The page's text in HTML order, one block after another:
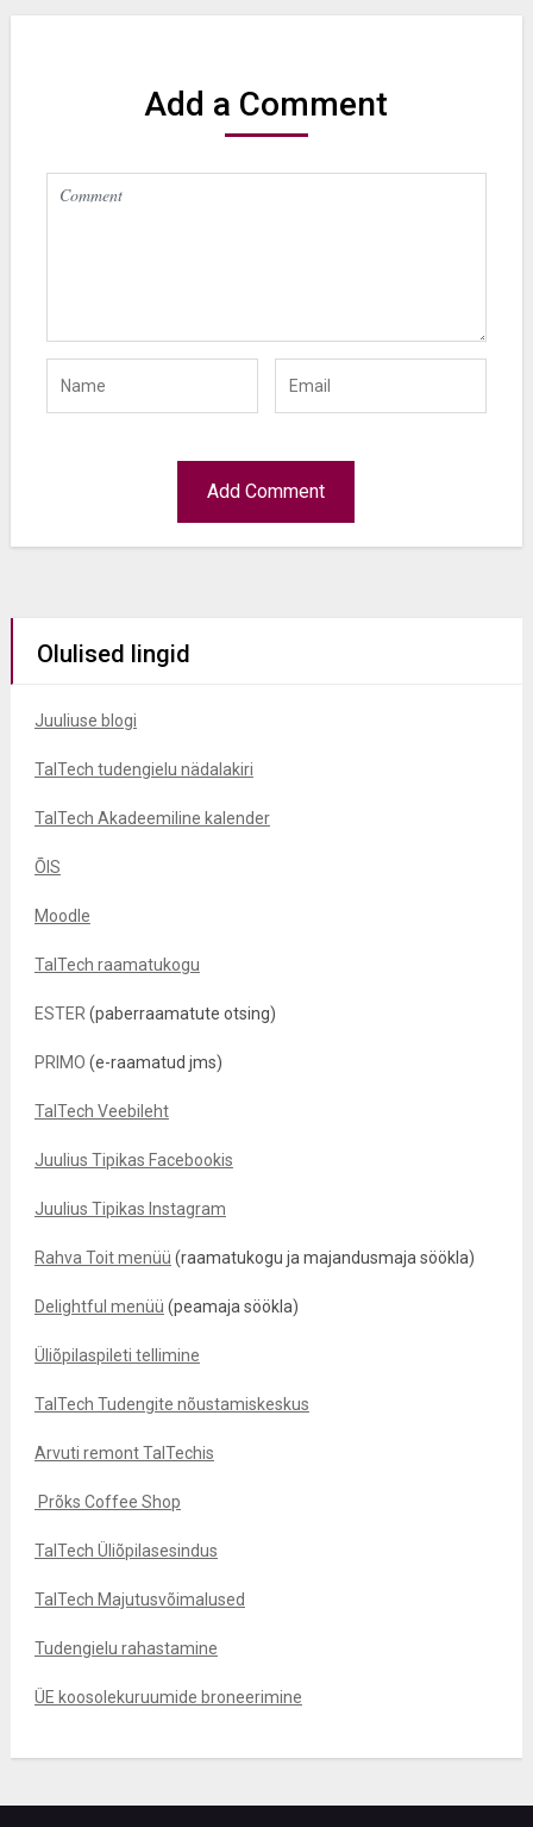
Add a Comment
Olulised lingid
Juuliuse blogi
TalTech tudengielu nädalakiri
TalTech Akadeemiline kalender
ÕIS
Moodle
TalTech raamatukogu
ESTER (paberraamatute otsing)
PRIMO (e-raamatud jms)
TalTech Veebileht
Juulius Tipikas Facebookis
Juulius Tipikas Instagram
Rahva Toit menüü (raamatukogu ja majandusmaja söökla)
Delightful menüü (peamaja söökla)
Üliõpilaspileti tellimine
TalTech Tudengite nõustamiskeskus
Arvuti remont TalTechis
Prõks Coffee Shop
TalTech Üliõpilasesindus
TalTech Majutusvõimalused
Tudengielu rahastamine
ÜE koosolekuruumide broneerimine